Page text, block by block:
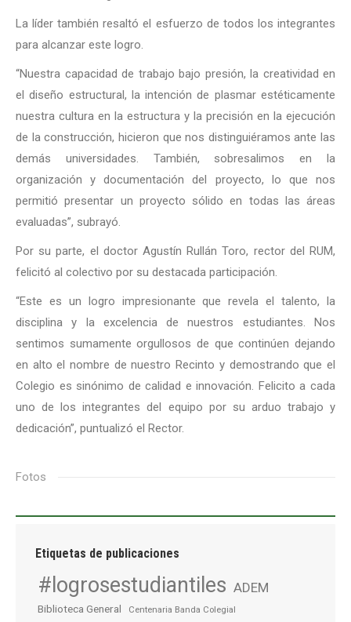
La líder también resaltó el esfuerzo de todos los integrantes
para alcanzar este logro.
“Nuestra capacidad de trabajo bajo presión, la creatividad en
el diseño estructural, la intención de plasmar estéticamente
nuestra cultura en la estructura y la precisión en la ejecución
de la construcción, hicieron que nos distinguiéramos ante las
demás universidades. También, sobresalimos en la
organización y documentación del proyecto, lo que nos
permitió presentar un proyecto sólido en todas las áreas
evaluadas”, subrayó.
Por su parte, el doctor Agustín Rullán Toro, rector del RUM,
felicitó al colectivo por su destacada participación.
“Este es un logro impresionante que revela el talento, la
disciplina y la excelencia de nuestros estudiantes. Nos
sentimos sumamente orgullosos de que continúen dejando
en alto el nombre de nuestro Recinto y demostrando que el
Colegio es sinónimo de calidad e innovación. Felicito a cada
uno de los integrantes del equipo por su arduo trabajo y
dedicación”, puntualizó el Rector.
Fotos
Etiquetas de publicaciones
#logrosestudiantiles ADEM
Biblioteca General Centenaria Banda Colegial